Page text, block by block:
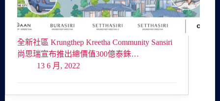
全新社區 Krungthep Kreetha Community Sansiri
尚思瑞宣布推出總價值300億泰銖…
13 6 月, 2022